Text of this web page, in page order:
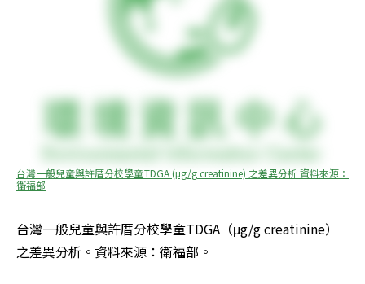
台灣一般兒童與許厝分校學童TDGA (μg/g creatinine) 之差異分析 資料來源：
衛福部
台灣一般兒童與許厝分校學童TDGA（μg/g creatinine）
之差異分析。資料來源：衛福部。